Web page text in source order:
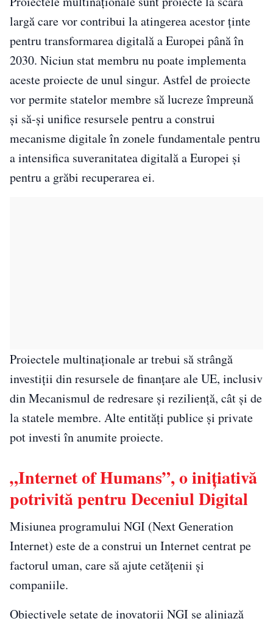
largă care vor contribui la atingerea acestor ținte
pentru transformarea digitală a Europei până în
2030. Niciun stat membru nu poate implementa
aceste proiecte de unul singur. Astfel de proiecte
vor permite statelor membre să lucreze împreună
și să-și unifice resursele pentru a construi
mecanisme digitale în zonele fundamentale pentru
a intensifica suveranitatea digitală a Europei și
pentru a grăbi recuperarea ei.
Proiectele multinaționale ar trebui să strângă
investiții din resursele de finanțare ale UE, inclusiv
din Mecanismul de redresare și reziliență, cât și de
la statele membre. Alte entități publice și private
pot investi în anumite proiecte.
„Internet of Humans”, o inițiativă
potrivită pentru Deceniul Digital
Misiunea programului NGI (Next Generation
Internet) este de a construi un Internet centrat pe
factorul uman, care să ajute cetățenii și
companiile.
Obiectivele setate de inovatorii NGI se aliniază